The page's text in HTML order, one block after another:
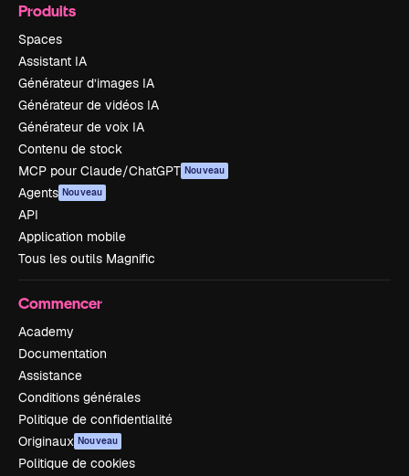
Produits
Spaces
Assistant IA
Générateur d’images IA
Générateur de vidéos IA
Générateur de voix IA
Contenu de stock
MCP pour Claude/ChatGPT Nouveau
Agents Nouveau
API
Application mobile
Tous les outils Magnific
Commencer
Academy
Documentation
Assistance
Conditions générales
Politique de confidentialité
Originaux Nouveau
Politique de cookies